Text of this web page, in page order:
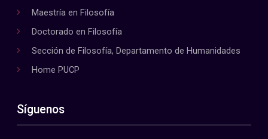
Maestría en Filosofía
Doctorado en Filosofía
Sección de Filosofía, Departamento de Humanidades
Home PUCP
Síguenos